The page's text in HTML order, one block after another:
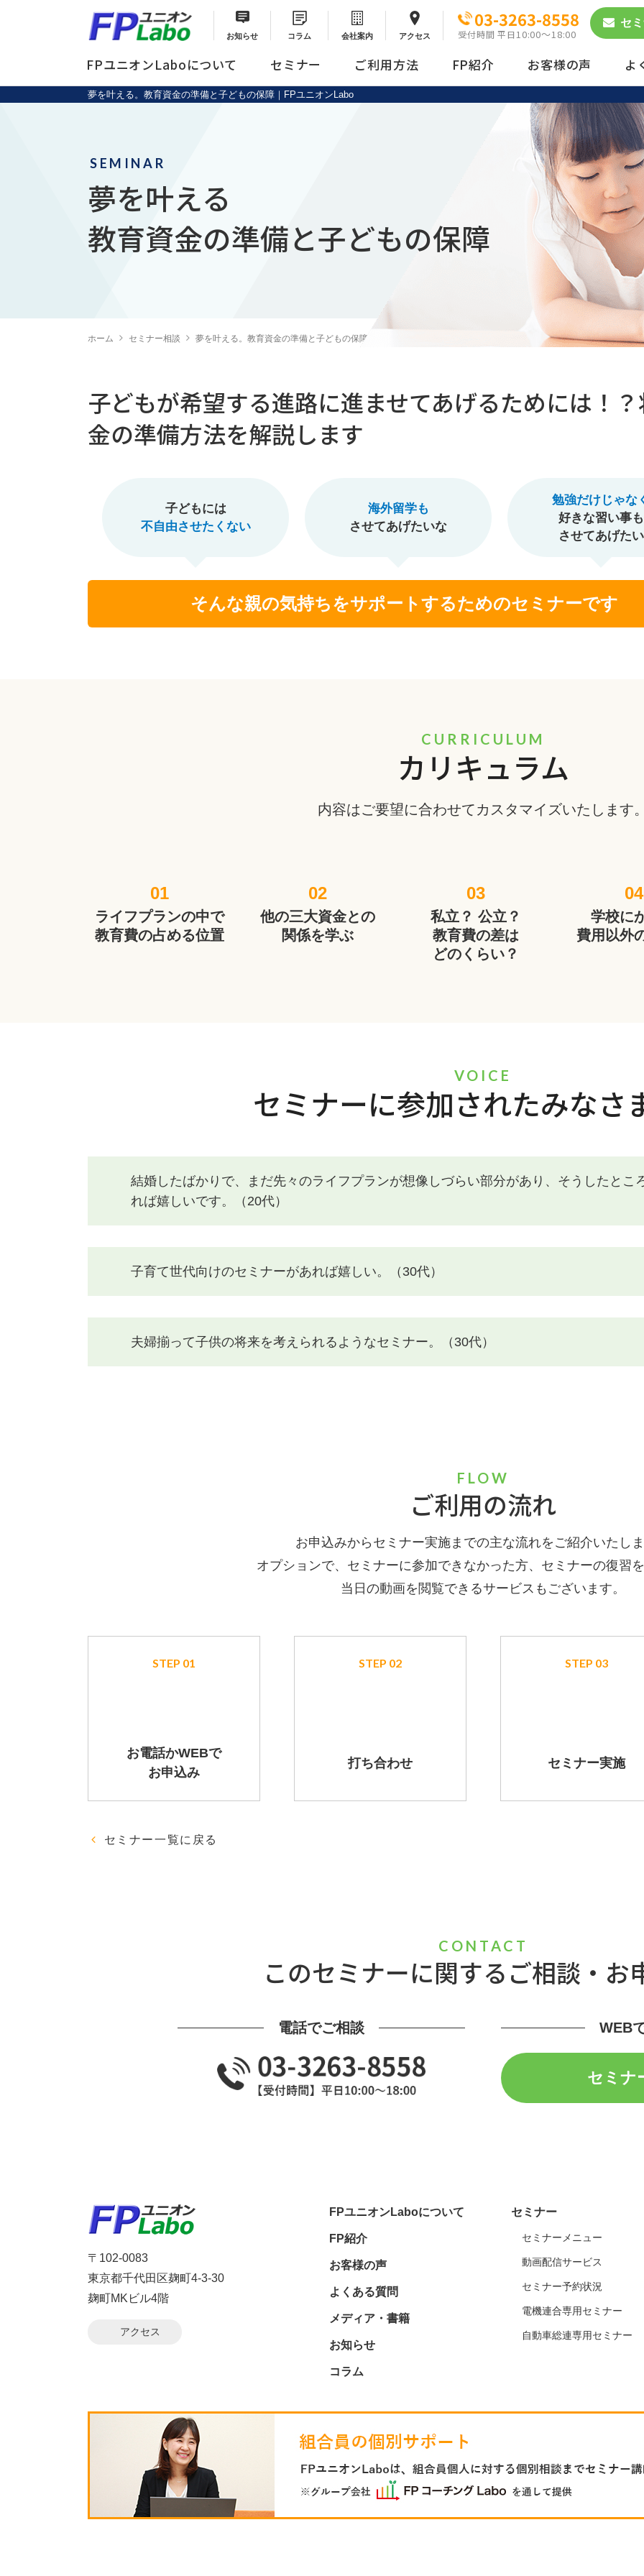
お知らせ コラム 会社案内 アクセス
03-3263-8558
受付時間 平日10:00～18:00
セ
FPユニオンLaboについて セミナー
動画配信サービス
ご利用方法
まとめ買い
FP紹介 お客様の声 よ
夢を叶える。教育資金の準備と子どもの保障｜FPユニオンLabo
SEMINAR
夢を叶える
教育資金の準備と子どもの保障
ホーム セミナー相談 夢を叶える。教育資金の準備と子どもの保障
子どもが希望する進路に進ませてあげるためには！
金の準備方法を解説します
子どもには
不自由させたくない
海外留学も
させてあげたいな
勉強だけじゃな
好きな習い事も
させてあげたい
そんな親の気持ちをサポートするためのセミナーです
CURRICULUM
カリキュラム
内容はご要望に合わせてカスタマイズいたします。
01
ライフプランの中で
教育費の占める位置
02
他の三大資金との
関係を学ぶ
03
私立？ 公立？
教育費の差は
どのくらい？
04
学校に
費用以外
VOICE
セミナーに参加されたみなさ
結婚したばかりで、まだ先々のライフプランが想像しづらい部分があり、そうしたとこ
れば嬉しいです。（20代）
子育て世代向けのセミナーがあれば嬉しい。（30代）
夫婦揃って子供の将来を考えられるようなセミナー。（30代）
FLOW
ご利用の流れ
お申込みからセミナー実施までの主な流れをご紹介いたしま
オプションで、セミナーに参加できなかった方、セミナーの復習
当日の動画を閲覧できるサービスもございます。
STEP 01
お電話かWEBで
お申込み
STEP 02
打ち合わせ
STEP 03
セミナー実施
セミナー一覧に戻る
CONTACT
このセミナーに関するご相談・お
電話でご相談 WEB
セミナ
〒102-0083
東京都千代田区麹町4-3-30
麹町MKビル4階
アクセス
FPユニオンLaboについて
FP紹介
お客様の声
よくある質問
メディア・書籍
お知らせ
コラム
セミナー
セミナーメニュー
動画配信サービス
セミナー予約状況
電機連合専用セミナー
自動車総連専用セミナー